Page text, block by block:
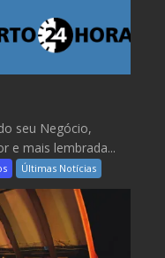
seu Negócio,
e mais lembrada...
Últimas Notícias